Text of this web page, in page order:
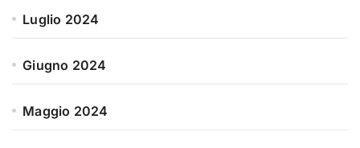
Luglio 2024
Giugno 2024
Maggio 2024